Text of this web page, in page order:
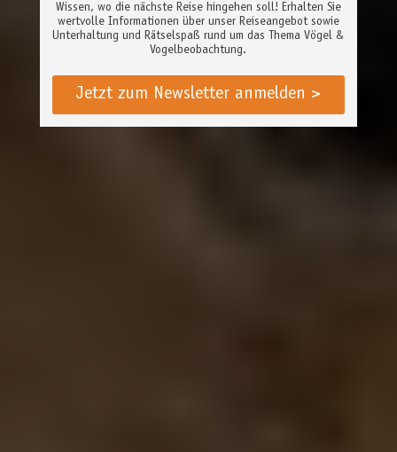
Wissen, wo die nächste Reise hingehen soll! Erhalten Sie
wertvolle Informationen über unser Reiseangebot sowie
Unterhaltung und Rätselspaß rund um das Thema Vögel &
Vogelbeobachtung.
Jetzt zum Newsletter anmelden >